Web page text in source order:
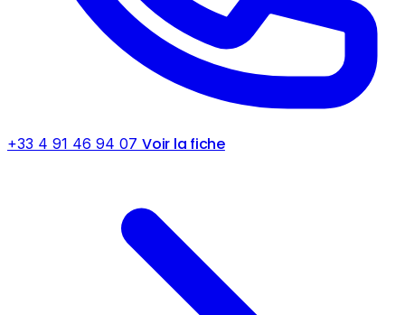
+33 4 91 46 94 07 Voir la fiche